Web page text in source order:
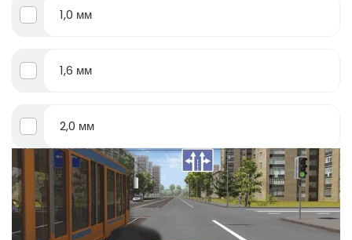
1,0 мм
1,6 мм
2,0 мм